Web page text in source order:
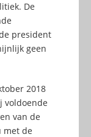
De
president
geen
2018
voldoende
van de
met de